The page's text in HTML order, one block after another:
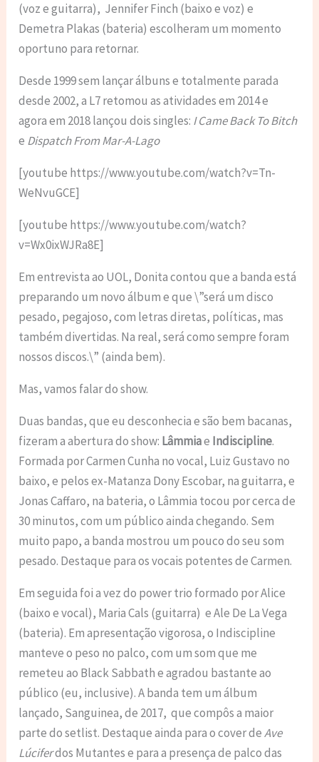
(voz e guitarra), Jennifer Finch (baixo e voz) e
Demetra Plakas (bateria) escolheram um momento
oportuno para retornar.
Desde 1999 sem lançar álbuns e totalmente parada
desde 2002, a L7 retomou as atividades em 2014 e
agora em 2018 lançou dois singles: I Came Back To Bitch
e Dispatch From Mar-A-Lago
[youtube https://www.youtube.com/watch?v=Tn-
WeNvuGCE]
[youtube https://www.youtube.com/watch?
v=Wx0ixWJRa8E]
Em entrevista ao UOL, Donita contou que a banda está
preparando um novo álbum e que \”será um disco
pesado, pegajoso, com letras diretas, políticas, mas
também divertidas. Na real, será como sempre foram
nossos discos.\” (ainda bem).
Mas, vamos falar do show.
Duas bandas, que eu desconhecia e são bem bacanas,
fizeram a abertura do show: Lâmmiae Indiscipline.
Formada por Carmen Cunha no vocal, Luiz Gustavo no
baixo, e pelos ex-Matanza Dony Escobar, na guitarra, e
Jonas Caffaro, na bateria, o Lâmmia tocou por cerca de
30 minutos, com um público ainda chegando. Sem
muito papo, a banda mostrou um pouco do seu som
pesado. Destaque para os vocais potentes de Carmen.
Em seguida foi a vez do power trio formado por Alice
(baixo e vocal), Maria Cals (guitarra) e Ale De La Vega
(bateria). Em apresentação vigorosa, o Indiscipline
manteve o peso no palco, com um som que me
remeteu ao Black Sabbath e agradou bastante ao
público (eu, inclusive). A banda tem um álbum
lançado, Sanguinea, de 2017, que compôs a maior
parte do setlist. Destaque ainda para o cover deAve
Lúciferdos Mutantes e para a presença de palco das